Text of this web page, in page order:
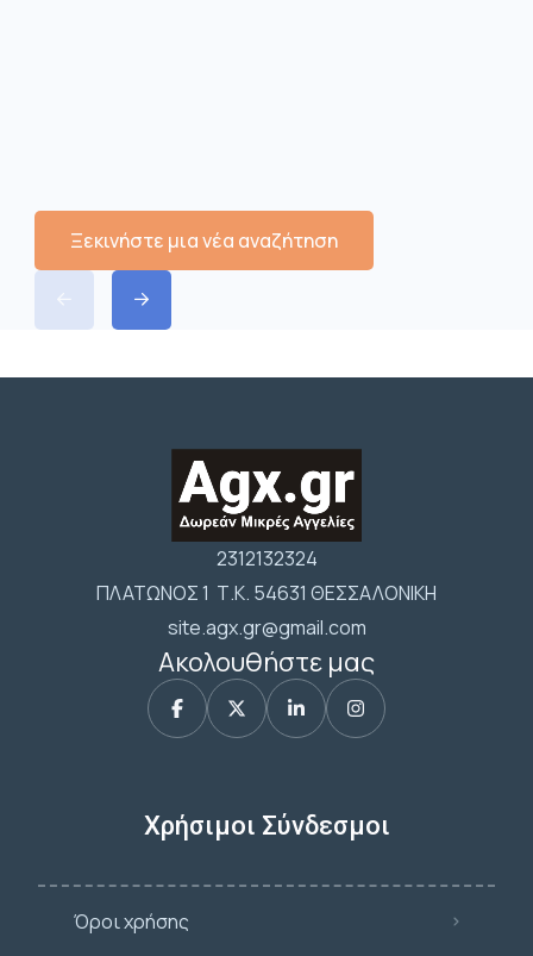
Ξεκινήστε μια νέα αναζήτηση
2312132324
ΠΛΑΤΩΝΟΣ 1 Τ.Κ. 54631 ΘΕΣΣΑΛΟΝΙΚΗ
site.agx.gr@gmail.com
Ακολουθήστε μας
Χρήσιμοι Σύνδεσμοι
Όροι χρήσης